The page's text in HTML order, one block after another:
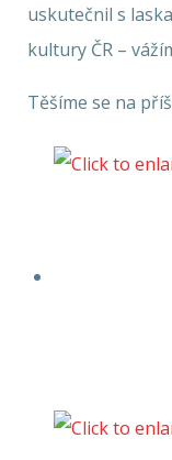
uskutečnil s
kultury ČR –
Těšíme se na